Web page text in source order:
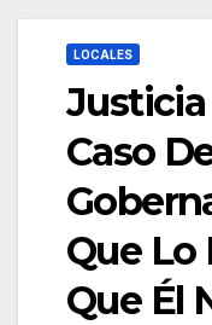
LOCALES
Justicia
Caso
Que Lo
Que Él